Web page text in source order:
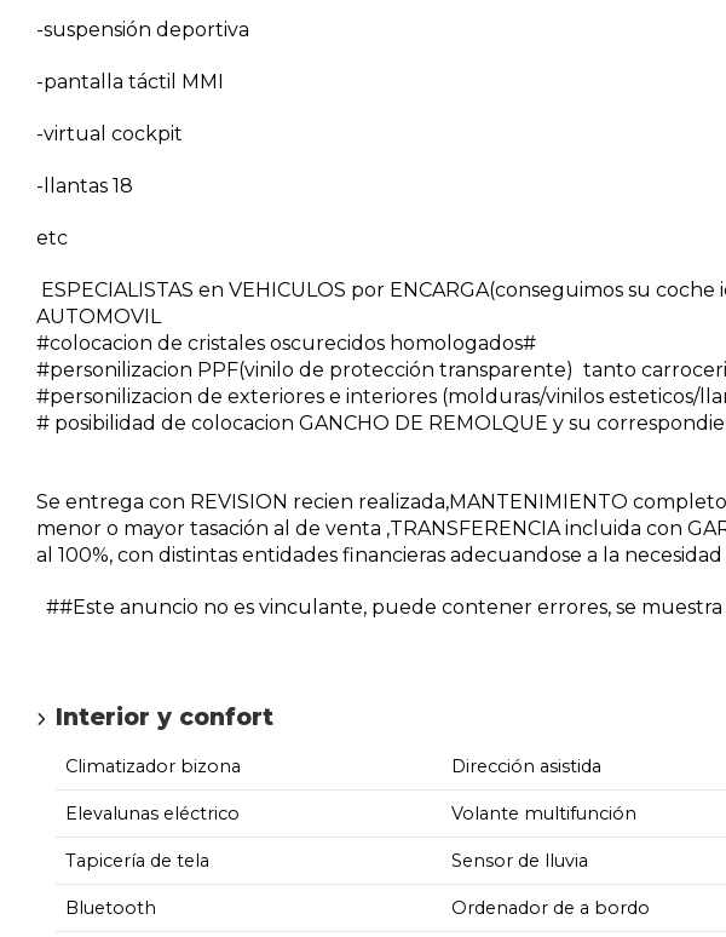
-suspensión deportiva
-pantalla táctil MMI
-virtual cockpit
-llantas 18
etc
ESPECIALISTAS en VEHICULOS por ENCARGA(conseguimos su
AUTOMOVIL
#colocacion de cristales oscurecidos homologados#
#personilizacion PPF(vinilo de protección transparente) tanto
#personilizacion de exteriores e interiores (molduras/vinilos esteticos/
# posibilidad de colocacion GANCHO DE REMOLQUE y su
Se entrega con REVISION recien realizada,MANTENIMIENTO
menor o mayor tasación al de venta ,TRANSFERENCIA incluida con
al 100%, con distintas entidades financieras adecuandose a la
##Este anuncio no es vinculante, puede contener errores, se
Interior y confort
Climatizador bizona Dirección asistida
Elevalunas eléctrico Volante multifunción
Tapicería de tela Sensor de lluvia
Bluetooth Ordenador de a bordo